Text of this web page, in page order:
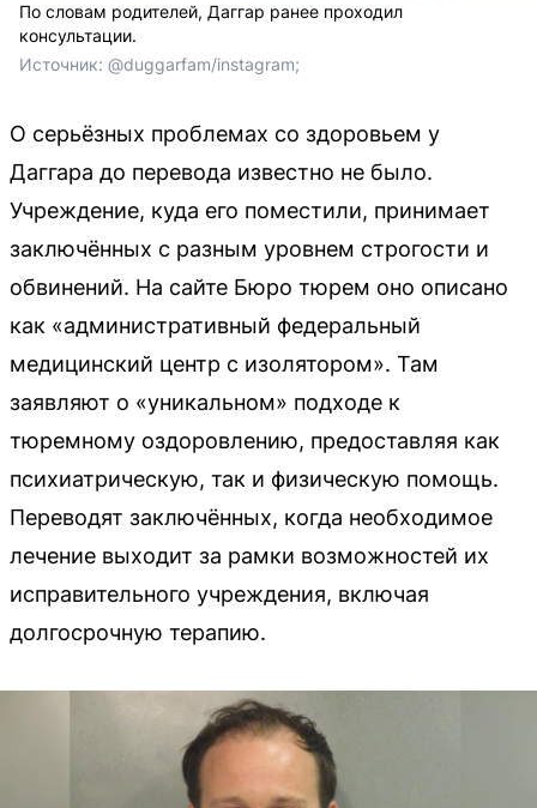
По словам родителей, Даггар ранее проходил
консультации.
Источник: @duggarfam/instagram;
О серьёзных проблемах со здоровьем у
Даггара до перевода известно не было.
Учреждение, куда его поместили, принимает
заключённых с разным уровнем строгости и
обвинений. На сайте Бюро тюрем оно описано
как «административный федеральный
медицинский центр с изолятором». Там
заявляют о «уникальном» подходе к
тюремному оздоровлению, предоставляя как
психиатрическую, так и физическую помощь.
Переводят заключённых, когда необходимое
лечение выходит за рамки возможностей их
исправительного учреждения, включая
долгосрочную терапию.